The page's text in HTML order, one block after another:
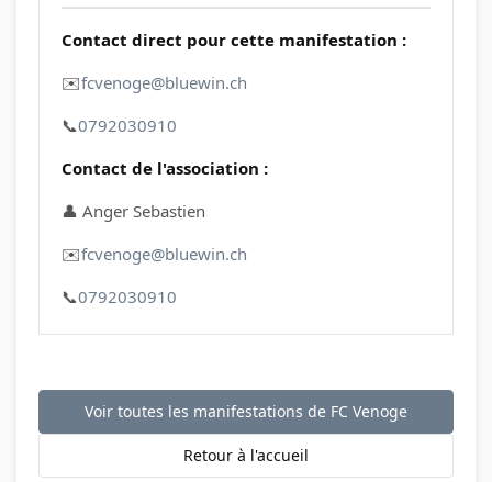
Contact direct pour cette manifestation :
✉️fcvenoge@bluewin.ch
📞0792030910
Contact de l'association :
👤 Anger Sebastien
✉️fcvenoge@bluewin.ch
📞0792030910
Voir toutes les manifestations de FC Venoge
Retour à l'accueil